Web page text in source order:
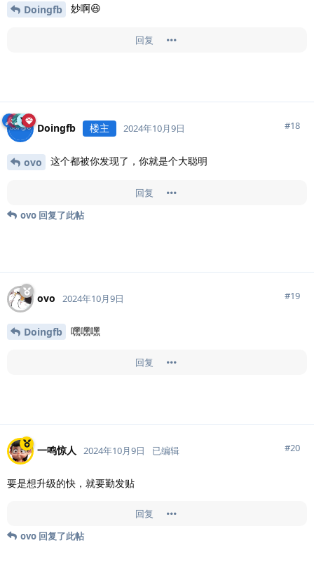
Doingfb 妙啊😆
回复
Doingfb 楼主 2024年10月9日 #18
ovo 这个都被你发现了，你就是个大聪明
回复
ovo 回复了此帖
ovo 2024年10月9日 #19
Doingfb 嘿嘿嘿
回复
一鸣惊人 2024年10月9日 已编辑 #20
要是想升级的快，就要勤发贴
回复
ovo 回复了此帖